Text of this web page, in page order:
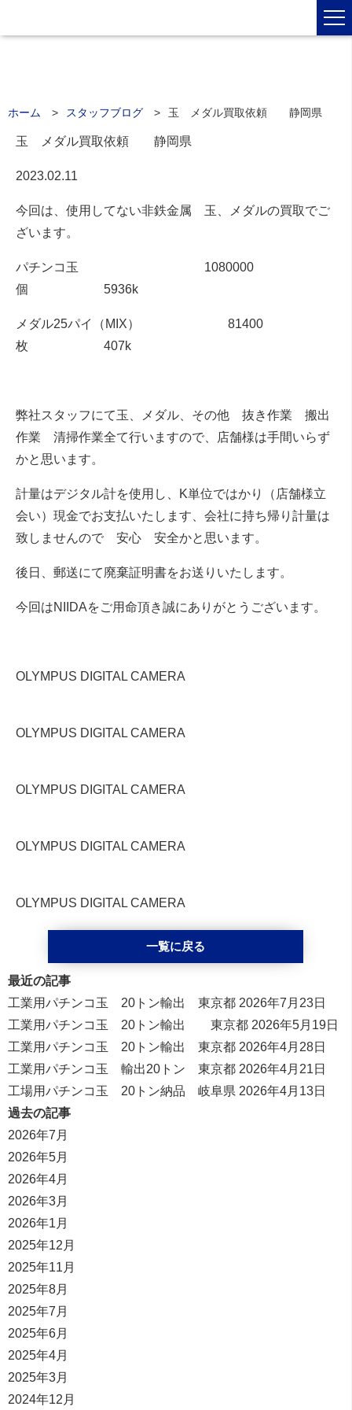
ホーム スタッフブログ 玉 メダル買取依頼 静岡県
玉 メダル買取依頼 静岡県
2023.02.11
今回は、使用してない非鉄金属 玉、メダルの買取でご
ざいます。
パチンコ玉 1080000
個 5936k
メダル25パイ（MIX） 81400
枚 407k
弊社スタッフにて玉、メダル、その他 抜き作業 搬出
作業 清掃作業全て行いますので、店舗様は手間いらず
かと思います。
計量はデジタル計を使用し、K単位ではかり（店舗様立
会い）現金でお支払いたします、会社に持ち帰り計量は
致しませんので 安心 安全かと思います。
後日、郵送にて廃棄証明書をお送りいたします。
今回はNIIDAをご用命頂き誠にありがとうございます。
OLYMPUS DIGITAL CAMERA
OLYMPUS DIGITAL CAMERA
OLYMPUS DIGITAL CAMERA
OLYMPUS DIGITAL CAMERA
OLYMPUS DIGITAL CAMERA
一覧に戻る
最近の記事
工業用パチンコ玉 20トン輸出 東京都 2026年7月23日
工業用パチンコ玉 20トン輸出 東京都 2026年5月19日
工業用パチンコ玉 20トン輸出 東京都 2026年4月28日
工業用パチンコ玉 輸出20トン 東京都 2026年4月21日
工場用パチンコ玉 20トン納品 岐阜県 2026年4月13日
過去の記事
2026年7月
2026年5月
2026年4月
2026年3月
2026年1月
2025年12月
2025年11月
2025年8月
2025年7月
2025年6月
2025年4月
2025年3月
2024年12月